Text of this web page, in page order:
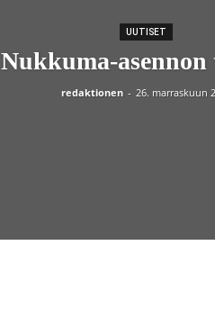
UUTISET
Nukkuma-asennon
redaktionen - 26. marraskuun